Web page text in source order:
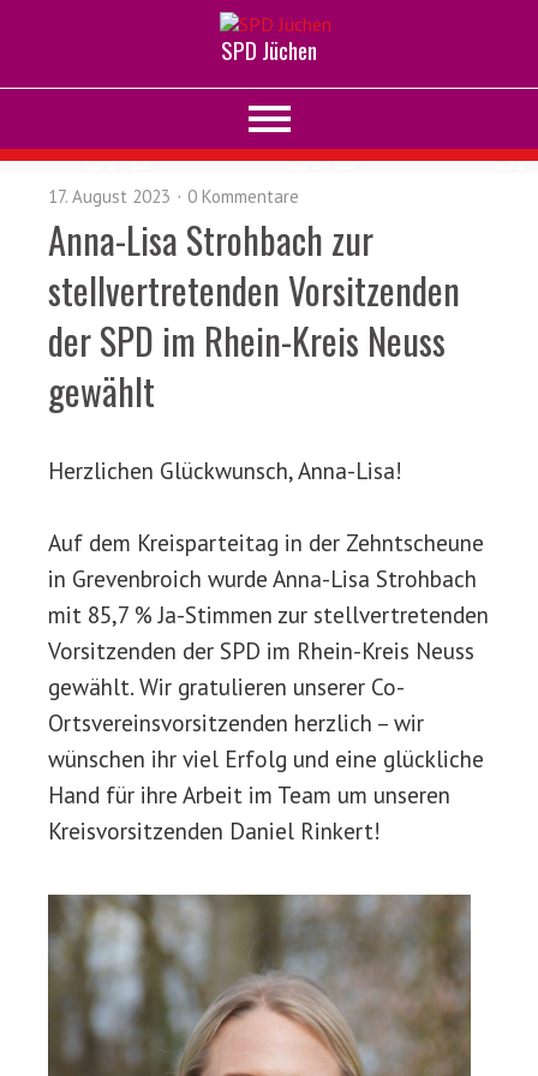
SPD Jüchen
17. August 2023 0 Kommentare
Anna-Lisa Strohbach zur
stellvertretenden Vorsitzenden
der SPD im Rhein-Kreis Neuss
gewählt
Herzlichen Glückwunsch, Anna-Lisa!
Auf dem Kreisparteitag in der Zehntscheune
in Grevenbroich wurde Anna-Lisa Strohbach
mit 85,7 % Ja-Stimmen zur stellvertretenden
Vorsitzenden der SPD im Rhein-Kreis Neuss
gewählt. Wir gratulieren unserer Co-
Ortsvereinsvorsitzenden herzlich – wir
wünschen ihr viel Erfolg und eine glückliche
Hand für ihre Arbeit im Team um unseren
Kreisvorsitzenden Daniel Rinkert!